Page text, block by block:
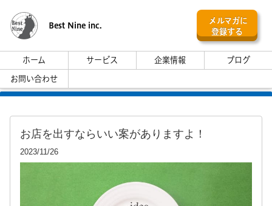
Best Nine inc.
メルマガに
登録する
ホーム サービス 企業情報
ブログ
お問い合わせ
お店を出すならいい案がありますよ！
2023/11/26